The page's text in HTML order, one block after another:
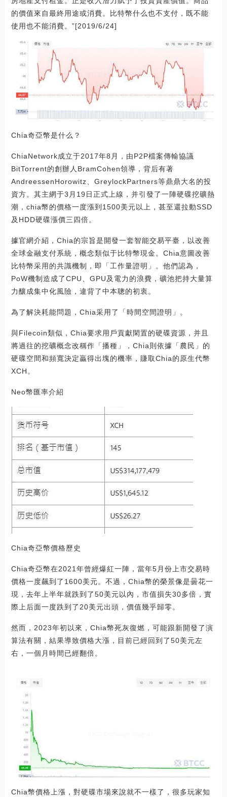
的價值來自最終用途或消費。比特幣什么也不支付，既不能
使用也不能消費。”[2019/6/24]
Chia奇亞幣是什么？
ChiaNetwork成立于2017年8月，由P2P檔案傳輸協議
BitTorrent的創辦人BramCohen領導，背后有著
AndreessenHorowitz、GreylockPartners等鼎鼎大名的投
資方。其主網于3月19日正式上線，并引發了一陣硬碟挖礦熱
潮，chia幣的價格一度漲到1500美元以上，甚至還拉動SSD
及HDD硬碟漲價三四倍。
據官網介紹，Chia的宗旨是開發一套智能交易平臺，以改善
全球金融支付系統，概念類似于比特幣現金。Chia意圖改善
比特幣采用的共識機制，即「工作量證明」。他們認為，
PoW機制造成了CPU、GPU及電力的浪費，礦池把持大量算
力釀成集中化風險，違背了中本聰的初衷。
為了解決耗能問題，Chia采用了「時間空間證明」。
與Filecoin類似，Chia要求用戶貢獻閑置的硬碟資源，并且
將過往的挖礦概念改稱作「播種」，Chia則依據「農民」的
硬碟空間和頻寬決定贏得出塊的機率，賺取Chia的原生代幣
XCH。
Neo幣匯率介紹
Chia奇亞幣價格歷史
Chia奇亞幣在2021年曾經爆紅一陣，當年5月份上市交易時
價格一度飆到了1600美元。不過，Chia幣的榮景像是曇花一
現，去年上半年就跌到了50美元以內，市值損失30多倍，實
際上后面一度跌到了20美元出頭，價值幾乎歸零。
然而，2023年初以來，Chia幣死灰復燃，可能跟新開發了演
算法有關，結果導致價格大漲，目前已經回到了50美元左
右，一個月時間已經翻倍。
Chia幣價格上漲，對硬碟市場來說就不一樣了，很多玩家知